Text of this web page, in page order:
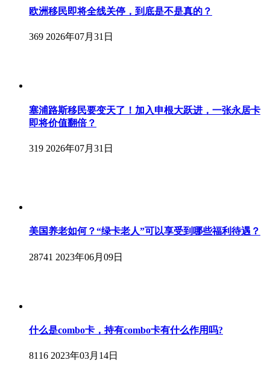
欧洲移民即将全线关停，到底是不是真的？
369 2026年07月31日
塞浦路斯移民要变天了！加入申根大跃进，一张永居卡
即将价值翻倍？
319 2026年07月31日
美国养老如何？“绿卡老人”可以享受到哪些福利待遇？
28741 2023年06月09日
什么是combo卡，持有combo卡有什么作用吗?
8116 2023年03月14日